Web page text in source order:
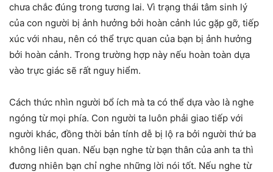
chưa chắc đúng trong tương lai. Vì trạng thái tâm sinh lý
của con người bị ảnh hưởng bởi hoàn cảnh lúc gặp gỡ, tiếp
xúc với nhau, nên có thể trực quan của bạn bị ảnh hưởng
bởi hoàn cảnh. Trong trường hợp này nếu hoàn toàn dựa
vào trực giác sẽ rất nguy hiểm.
Cách thức nhìn người bổ ích mà ta có thể dựa vào là nghe
ngóng từ mọi phía. Con người ta luôn phải giao tiếp với
người khác, đồng thời bản tính dễ bị lộ ra bởi người thứ ba
không liên quan. Nếu bạn nghe từ bạn thân của anh ta thì
đương nhiên bạn chỉ nghe những lời nói tốt. Nếu nghe từ